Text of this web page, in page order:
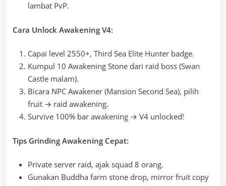
lambat PvP.
Cara Unlock Awakening V4:
Capai level 2550+, Third Sea Elite Hunter badge.
Kumpul 10 Awakening Stone dari raid boss (Swan
Castle malam).
Bicara NPC Awakener (Mansion Second Sea), pilih
fruit → raid awakening.
Survive 100% bar awakening → V4 unlocked!
Tips Grinding Awakening Cepat:
Private server raid, ajak squad 8 orang.
Gunakan Buddha farm stone drop, mirror fruit copy